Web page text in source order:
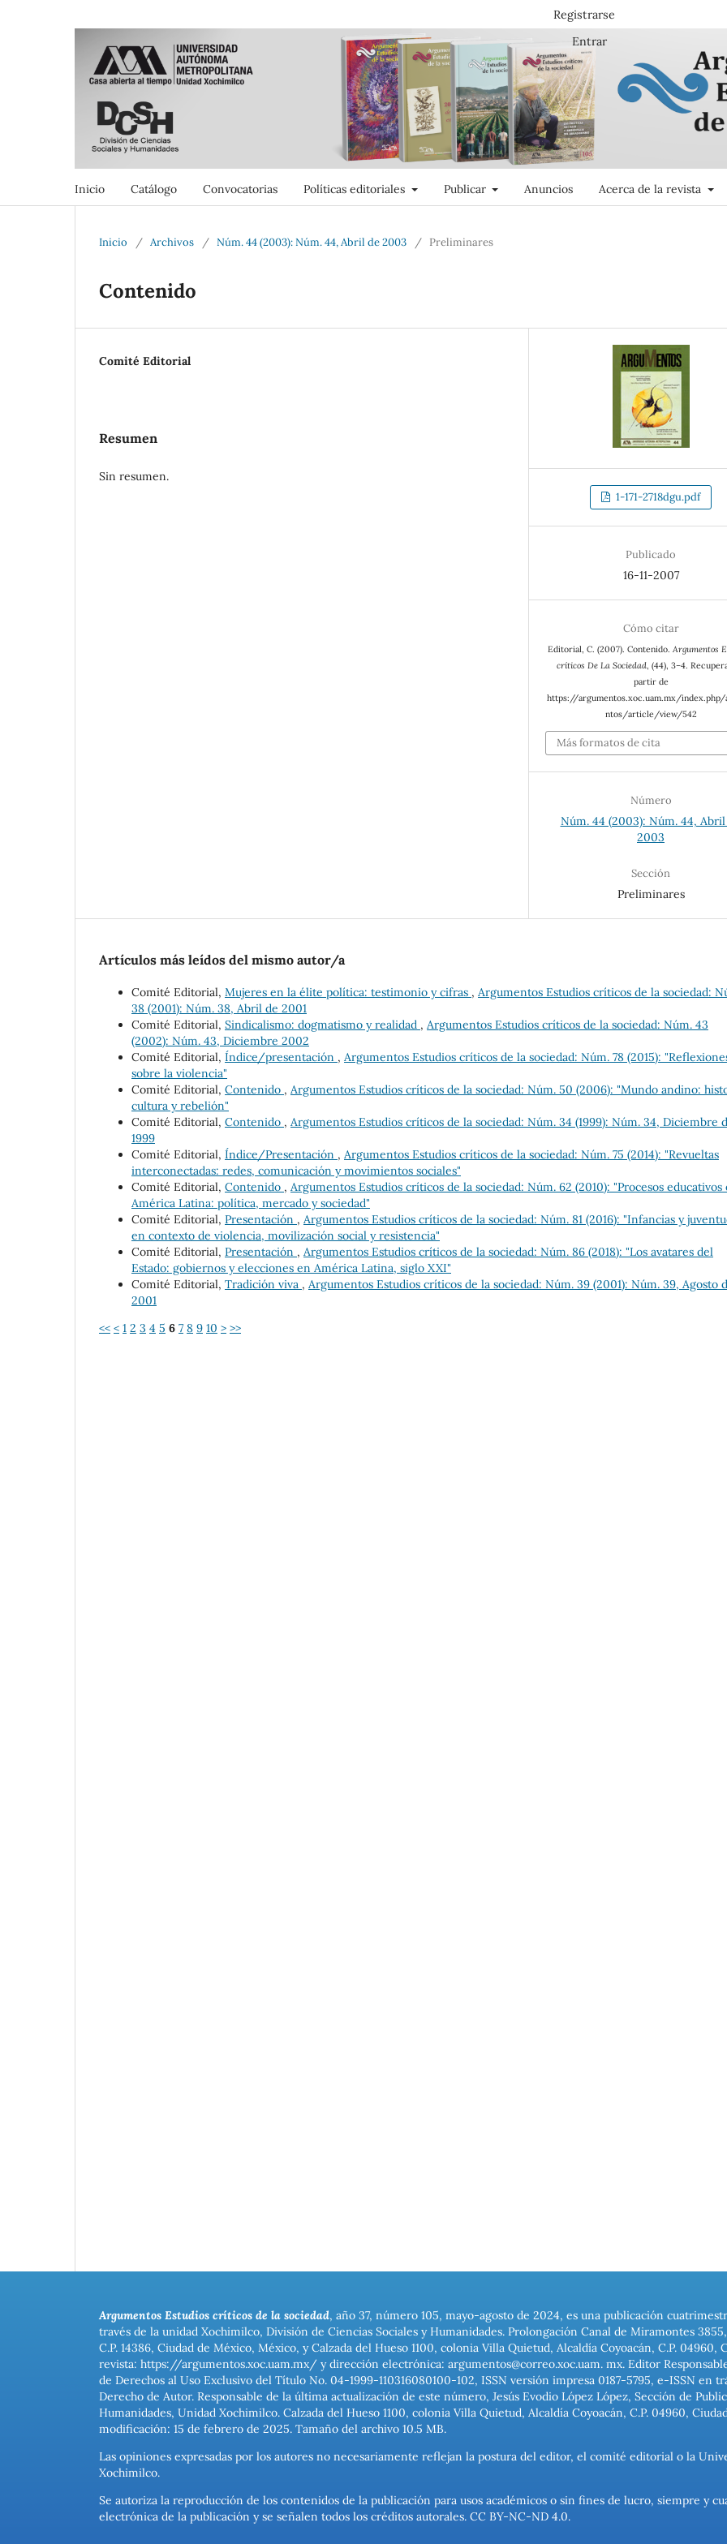
Inicio Catálogo Convocatorias Políticas editoriales Publicar Anuncios Acerca de la revista
Registrarse
Entrar
Inicio / Archivos / Núm. 44 (2003): Núm. 44, Abril de 2003 / Preliminares
Contenido
Comité Editorial
Resumen
Sin resumen.
1-171-2718dgu.pdf
Publicado
16-11-2007
Cómo citar
Editorial, C. (2007). Contenido. Argumentos
críticos De La Sociedad, (44), 3–4.
partir de
https://argumentos.xoc.uam.mx/index.php/
ntos/article/view/542
Más formatos de cita
Número
Núm. 44 (2003): Núm. 44, Abril
2003
Sección
Preliminares
Artículos más leídos del mismo autor/a
Comité Editorial, Mujeres en la élite política: testimonio y cifras , Argumentos Estudios críticos de la sociedad:
38 (2001): Núm. 38, Abril de 2001
Comité Editorial, Sindicalismo: dogmatismo y realidad , Argumentos Estudios críticos de la sociedad: Núm. 43
(2002): Núm. 43, Diciembre 2002
Comité Editorial, Índice/presentación , Argumentos Estudios críticos de la sociedad: Núm. 78 (2015):
sobre la violencia"
Comité Editorial, Contenido , Argumentos Estudios críticos de la sociedad: Núm. 50 (2006): "Mundo andino:
cultura y rebelión"
Comité Editorial, Contenido , Argumentos Estudios críticos de la sociedad: Núm. 34 (1999): Núm. 34, Diciembre
1999
Comité Editorial, Índice/Presentación , Argumentos Estudios críticos de la sociedad: Núm. 75 (2014): "Revueltas
interconectadas: redes, comunicación y movimientos sociales"
Comité Editorial, Contenido , Argumentos Estudios críticos de la sociedad: Núm. 62 (2010): "Procesos educativos
América Latina: política, mercado y sociedad"
Comité Editorial, Presentación , Argumentos Estudios críticos de la sociedad: Núm. 81 (2016): "Infancias y
en contexto de violencia, movilización social y resistencia"
Comité Editorial, Presentación , Argumentos Estudios críticos de la sociedad: Núm. 86 (2018): "Los avatares del
Estado: gobiernos y elecciones en América Latina, siglo XXI"
Comité Editorial, Tradición viva , Argumentos Estudios críticos de la sociedad: Núm. 39 (2001): Núm. 39, Agosto
2001
<< < 1 2 3 4 5 6 7 8 9 10 > >>
Argumentos Estudios críticos de la sociedad, año 37, número 105, mayo-agosto de 2024, es una publicación
través de la unidad Xochimilco, División de Ciencias Sociales y Humanidades. Prolongación Canal de Miramontes
C.P. 14386, Ciudad de México, México, y Calzada del Hueso 1100, colonia Villa Quietud, Alcaldía Coyoacán, C.P.
revista: https://argumentos.xoc.uam.mx/ y dirección electrónica: argumentos@correo.xoc.uam. mx. Editor
de Derechos al Uso Exclusivo del Título No. 04-1999-110316080100-102, ISSN versión impresa 0187-5795, e-ISSN
Derecho de Autor. Responsable de la última actualización de este número, Jesús Evodio López López, Sección de
Humanidades, Unidad Xochimilco. Calzada del Hueso 1100, colonia Villa Quietud, Alcaldía Coyoacán, C.P. 04960,
modificación: 15 de febrero de 2025. Tamaño del archivo 10.5 MB.
Las opiniones expresadas por los autores no necesariamente reflejan la postura del editor, el comité editorial o la
Xochimilco.
Se autoriza la reproducción de los contenidos de la publicación para usos académicos o sin fines de lucro, siempre y
electrónica de la publicación y se señalen todos los créditos autorales. CC BY-NC-ND 4.0.